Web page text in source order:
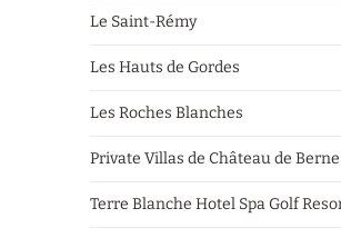
Le Saint-Rémy
Les Hauts de Gordes
Les Roches Blanches
Private Villas de Château de Berne
Terre Blanche Hotel Spa Golf